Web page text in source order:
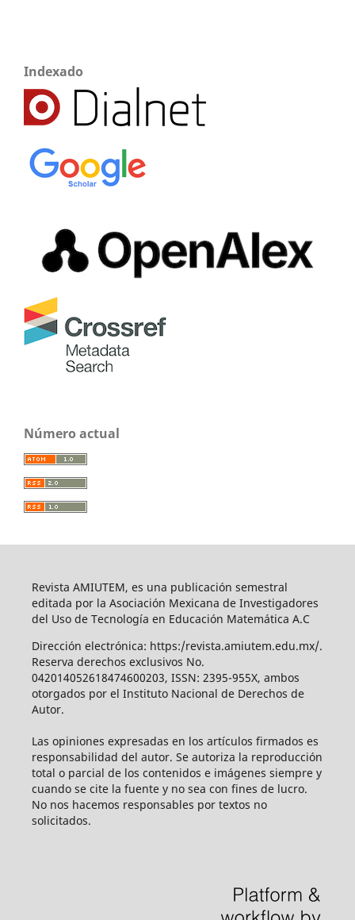
Indexado
Número actual
Revista AMIUTEM, es una publicación semestral
editada por la Asociación Mexicana de Investigadores
del Uso de Tecnología en Educación Matemática A.C
Dirección electrónica: https:/revista.amiutem.edu.mx/.
Reserva derechos exclusivos No.
042014052618474600203, ISSN: 2395-955X, ambos
otorgados por el Instituto Nacional de Derechos de
Autor.
Las opiniones expresadas en los artículos firmados es
responsabilidad del autor. Se autoriza la reproducción
total o parcial de los contenidos e imágenes siempre y
cuando se cite la fuente y no sea con fines de lucro.
No nos hacemos responsables por textos no
solicitados.